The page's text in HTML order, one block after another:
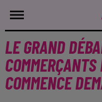
LE GRAND
COMMENCE